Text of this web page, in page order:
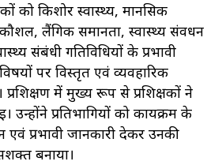
को किशोर स्वास्थ्य, मानसिक
लैंगिक समानता, स्वास्थ्य संवर्धन
संबंधी गतिविधियों के प्रभावी
पर विस्तृत एवं व्यवहारिक
प्रशिक्षण में मुख्य रूप से प्रशिक्षकों ने
उन्होंने प्रतिभागियों को कार्यक्रम के
प्रभावी जानकारी देकर उनकी
बनाया।